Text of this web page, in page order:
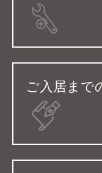
ご入居まで